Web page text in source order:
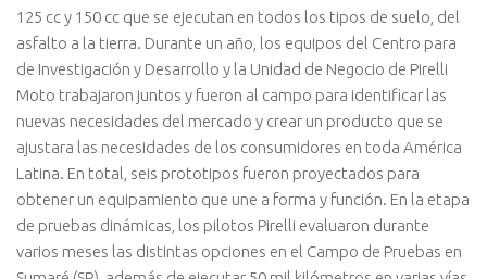
125 cc y 150 cc que se ejecutan en todos los tipos de suelo, del
asfalto a la tierra. Durante un año, los equipos del Centro para
de Investigación y Desarrollo y la Unidad de Negocio de Pirelli
Moto trabajaron juntos y fueron al campo para identificar las
nuevas necesidades del mercado y crear un producto que se
ajustara las necesidades de los consumidores en toda América
Latina. En total, seis prototipos fueron proyectados para
obtener un equipamiento que une a forma y función. En la etapa
de pruebas dinámicas, los pilotos Pirelli evaluaron durante
varios meses las distintas opciones en el Campo de Pruebas en